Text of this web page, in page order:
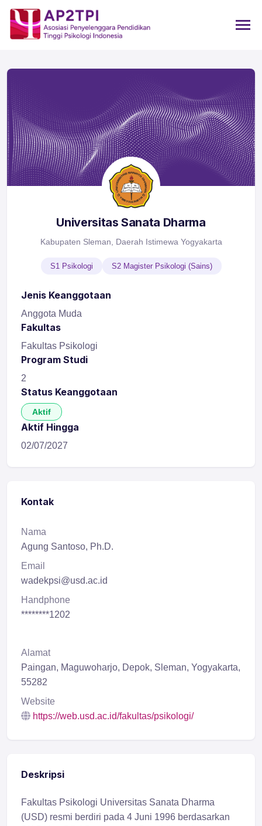
Universitas Sanata Dharma
Kabupaten Sleman, Daerah Istimewa Yogyakarta
S1 Psikologi S2 Magister Psikologi (Sains)
Jenis Keanggotaan
Anggota Muda
Fakultas
Fakultas Psikologi
Program Studi
2
Status Keanggotaan
Aktif
Aktif Hingga
02/07/2027
Kontak
Nama
Agung Santoso, Ph.D.
Email
wadekpsi@usd.ac.id
Handphone
********1202
Alamat
Paingan, Maguwoharjo, Depok, Sleman, Yogyakarta,
55282
Website
https://web.usd.ac.id/fakultas/psikologi/
Deskripsi
Fakultas Psikologi Universitas Sanata Dharma
(USD) resmi berdiri pada 4 Juni 1996 berdasarkan